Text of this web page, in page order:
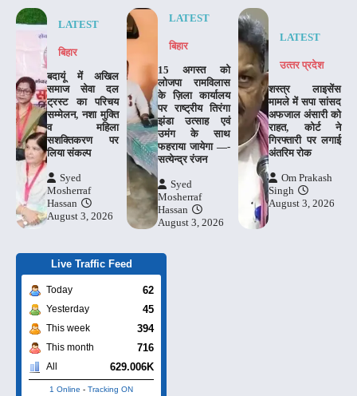
LATEST
बिहार
बदायूं में अखिल
समाज सेवा दल
ट्रस्ट का परिचय
सम्मेलन, नशा मुक्ति
व महिला
सशक्तिकरण पर
लिया संकल्प
Syed
Mosherraf
Hassan
August 3, 2026
LATEST
बिहार
15 अगस्त को
लोजपा रामविलास
के ज़िला कार्यालय
पर राष्ट्रीय तिरंगा
झंडा उत्साह एवं
उमंग के साथ
फहराया जायेगा —-
सत्येन्द्र रंजन
Syed
Mosherraf
Hassan
August 3, 2026
LATEST
उत्‍तर प्रदेश
शस्त्र लाइसेंस
मामले में सपा सांसद
अफजाल अंसारी को
राहत, कोर्ट ने
गिरफ्तारी पर लगाई
अंतरिम रोक
Om Prakash
Singh
August 3, 2026
Live Traffic Feed
Today 62
Yesterday 45
This week 394
This month 716
All 629.006K
1 Online - Tracking ON